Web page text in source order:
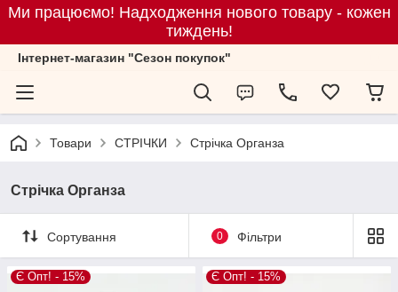
Ми працюємо! Надходження нового товару - кожен
тиждень!
Iнтернет-магазин "Сезон покупок"
Товари СТРІЧКИ Стрічка Органза
Стрічка Органза
Сортування 0 Фільтри
Є Опт! - 15% Є Опт! - 15%